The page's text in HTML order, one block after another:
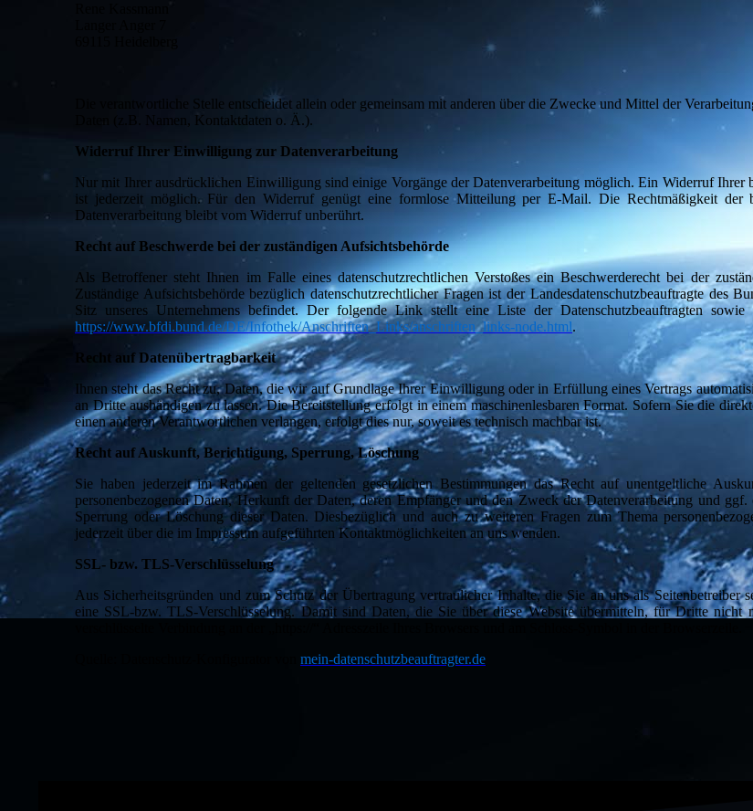
Die verantwortliche Stelle entscheidet allein oder gemeinsam mit anderen über die Zwecke und Mittel der
Daten (z.B. Namen, Kontaktdaten o. Ä.).
Widerruf Ihrer Einwilligung zur Datenverarbeitung
Nur mit Ihrer ausdrücklichen Einwilligung sind einige Vorgänge der Datenverarbeitung möglich. Ein Widerruf Ihrer
ist jederzeit möglich. Für den Widerruf genügt eine formlose Mitteilung per E-Mail. Die Rechtmäßigkeit der
Datenverarbeitung bleibt vom Widerruf unberührt.
Recht auf Beschwerde bei der zuständigen Aufsichtsbehörde
Als Betroffener steht Ihnen im Falle eines datenschutzrechtlichen Verstoßes ein Beschwerderecht bei der
Zuständige Aufsichtsbehörde bezüglich datenschutzrechtlicher Fragen ist der Landesdatenschutzbeauftragte des
Sitz unseres Unternehmens befindet. Der folgende Link stellt eine Liste der Datenschutzbeauftragten sowie
https://www.bfdi.bund.de/DE/Infothek/Anschriften_Links/anschriften_links-node.html.
Recht auf Datenübertragbarkeit
Ihnen steht das Recht zu, Daten, die wir auf Grundlage Ihrer Einwilligung oder in Erfüllung eines Vertrags
an Dritte aushändigen zu lassen. Die Bereitstellung erfolgt in einem maschinenlesbaren Format. Sofern Sie die
einen anderen Verantwortlichen verlangen, erfolgt dies nur, soweit es technisch machbar ist.
Recht auf Auskunft, Berichtigung, Sperrung, Löschung
Sie haben jederzeit im Rahmen der geltenden gesetzlichen Bestimmungen das Recht auf unentgeltliche
personenbezogenen Daten, Herkunft der Daten, deren Empfänger und den Zweck der Datenverarbeitung und
Sperrung oder Löschung dieser Daten. Diesbezüglich und auch zu weiteren Fragen zum Thema
jederzeit über die im Impressum aufgeführten Kontaktmöglichkeiten an uns wenden.
SSL- bzw. TLS-Verschlüsselung
Aus Sicherheitsgründen und zum Schutz der Übertragung vertraulicher Inhalte, die Sie an uns als Seitenbetreiber
eine SSL-bzw. TLS-Verschlüsselung. Damit sind Daten, die Sie über diese Website übermitteln, für Dritte nicht
mein-datenschutzbeauftragter.de